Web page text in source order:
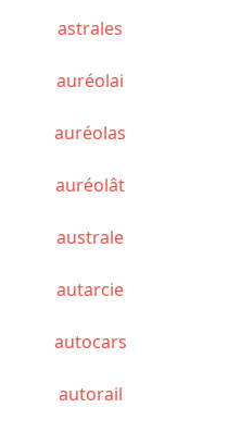
astrales
auréolai
auréolas
auréolât
australe
autarcie
autocars
autorail